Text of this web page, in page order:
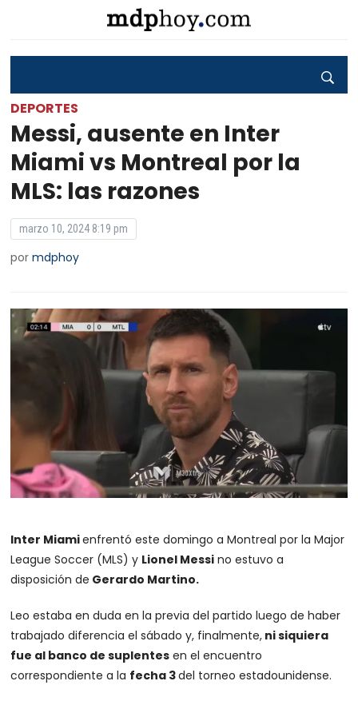
DEPORTES
Messi, ausente en Inter
Miami vs Montreal por la
MLS: las razones
marzo 10, 2024 8:19 pm
pormdphoy
Inter Miamienfrentó este domingo a Montreal por la Major
League Soccer (MLS) y Lionel Messi no estuvo a
disposición de Gerardo Martino.
Leo estaba en duda en la previa del partido luego de haber
trabajado diferencia el sábado y, finalmente, ni siquiera
fue al banco de suplentes en el encuentro
correspondiente a la fecha 3del torneo estadounidense.